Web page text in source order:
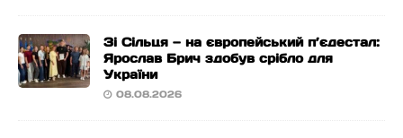
Зі Сільця — на європейський п’єдестал:
Ярослав Брич здобув срібло для
України
08.08.2026